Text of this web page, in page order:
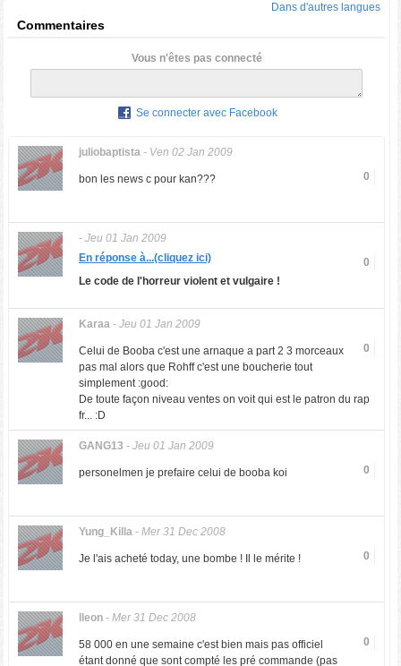
Dans d'autres langues
Commentaires
Vous n'êtes pas connecté
Se connecter avec Facebook
juliobaptista- Ven 02 Jan 2009
0
bon les news c pour kan???
- Jeu 01 Jan 2009
0
En réponse à...(cliquez ici)
Le code de l'horreur violent et vulgaire !
Karaa- Jeu 01 Jan 2009
0
Celui de Booba c'est une arnaque a part 2 3 morceaux
pas mal alors que Rohff c'est une boucherie tout
simplement :good:
De toute façon niveau ventes on voit qui est le patron du rap
fr... :D
GANG13 - Jeu 01 Jan 2009
0
personelmen je prefaire celui de booba koi
Yung_Killa- Mer 31 Dec 2008
0
Je l'ais acheté today, une bombe ! Il le mérite !
lleon- Mer 31 Dec 2008
0
58 000 en une semaine c'est bien mais pas officiel
étant donné que sont compté les pré commande (pas